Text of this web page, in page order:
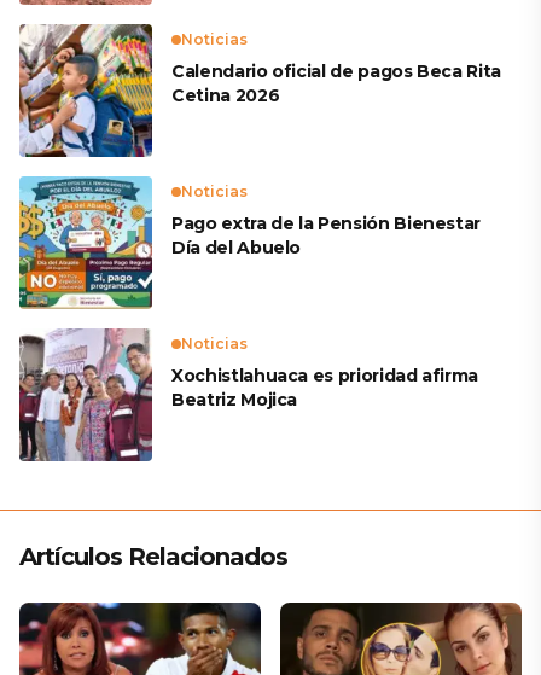
Noticias
Calendario oficial de pagos Beca Rita
Cetina 2026
Noticias
Pago extra de la Pensión Bienestar
Día del Abuelo
Noticias
Xochistlahuaca es prioridad afirma
Beatriz Mojica
Artículos Relacionados